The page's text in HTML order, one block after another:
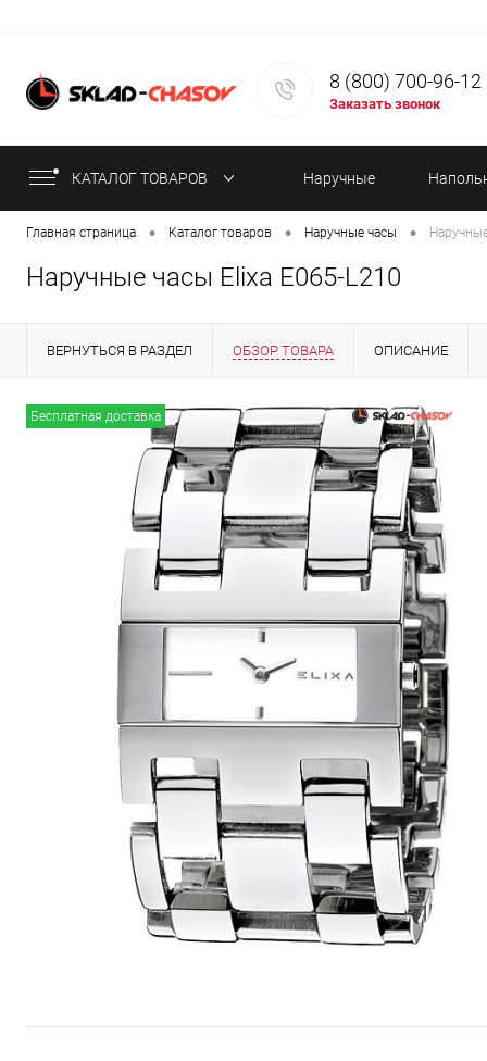
8 (800) 700-96-12
Заказать звонок
КАТАЛОГ ТОВАРОВ Наручные
часы часы
Главная страница • Каталог товаров • Наручные часы •
Наручные часы Elixa E065-L210
ВЕРНУТЬСЯ В РАЗДЕЛ ОБЗОР ТОВАРА ОПИСАНИЕ
ИНФОРМАЦИЯ ОБ ОПЛАТЕ СТАТЬИ
Бесплатная доставка